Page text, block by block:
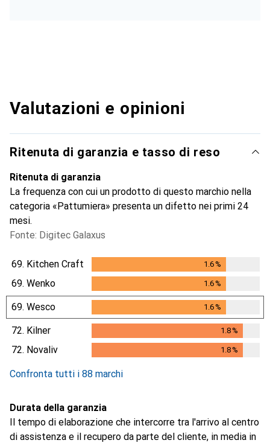
Valutazioni e opinioni
Ritenuta di garanzia e tasso di reso
Ritenuta di garanzia
La frequenza con cui un prodotto di questo marchio nella
categoria «Pattumiera» presenta un difetto nei primi 24
mesi.
Fonte: Digitec Galaxus
69. Kitchen Craft 1.6%
69. Wenko 1.6%
69. Wesco 1.6%
72. Kilner 1.8%
1.8%
72. Novaliv 1.8%
Confronta tutti i 88 marchi
Durata della garanzia
Il tempo di elaborazione che intercorre tra l'arrivo al centro
di assistenza e il recupero da parte del cliente, in media in